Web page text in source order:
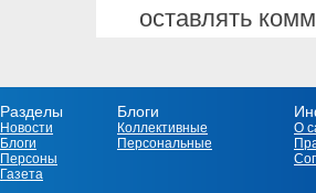
оставлять
Разделы
Новости
Блоги
Персоны
Газета
Блоги
Коллективные
Персональные
О